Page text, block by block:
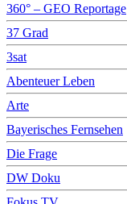
360° – GEO Reportage
37 Grad
3sat
Abenteuer Leben
Arte
Bayerisches Fernsehen
Die Frage
DW Doku